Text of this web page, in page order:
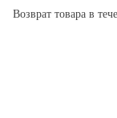
Возврат товара в